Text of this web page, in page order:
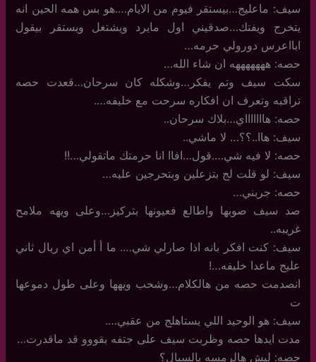
سيف: ماعليج…بيستقر فيوم من الايام….هو بس همه الحين انه
يتخرج ويفتك…صدقيني اول مايرد ويشتغل ويستقر بيقول
ابااعرس دورولي حرمه…
حصه: هههههههه ان شاء الله…
سكت سيف وتم يفكر…وشكله كان سرحان…قعدت حصه
تراقبه وتعرف ان افكاره سرحت مع خليفه….
حصه: هاااااااي…بلاك سرحان..
سيف: هاا..؟؟… لا ماشي..
حصه: لا فيه شي….قول…افاا انا حرمتك ماتقولي…!!
سيف: لو قلت لج بتزعلين وبتحرجين عليه…
حصه: جربني…
صد سيف صوبها واطالع فعيونها بتركيز…وعلى ويهه ملامح
غريبه..
سيف: كنت افكر بانه اذا صارلي شي…. ما أ أمن اي ريال ثاني
عليج ماعدا خليفه…!
انصدمت حصه من هالكلام…وشحب ويهها وعلى طول دموعها
ت
سيف: هو الوحيد اللي يستاهلج من عقبي….
مدت ايدها حصه وظربت سيف على جتفه بقووو قد ماقدرت…
حصه: ليش هالرمسه يالسبال؟